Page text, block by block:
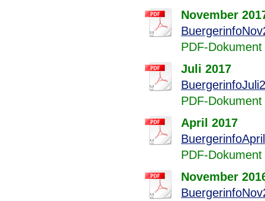
November
PDF-
Juli 2017
PDF-
April 2017
PDF-
November